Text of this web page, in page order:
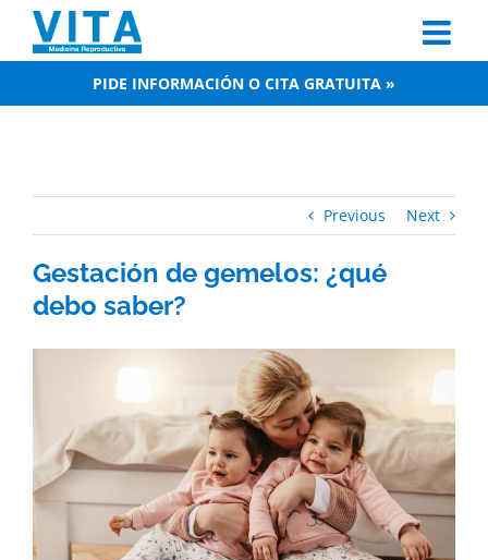
content
PIDE INFORMACIÓN O CITA GRATUITA »
Previous Next
Gestación de gemelos: ¿qué
debo saber?